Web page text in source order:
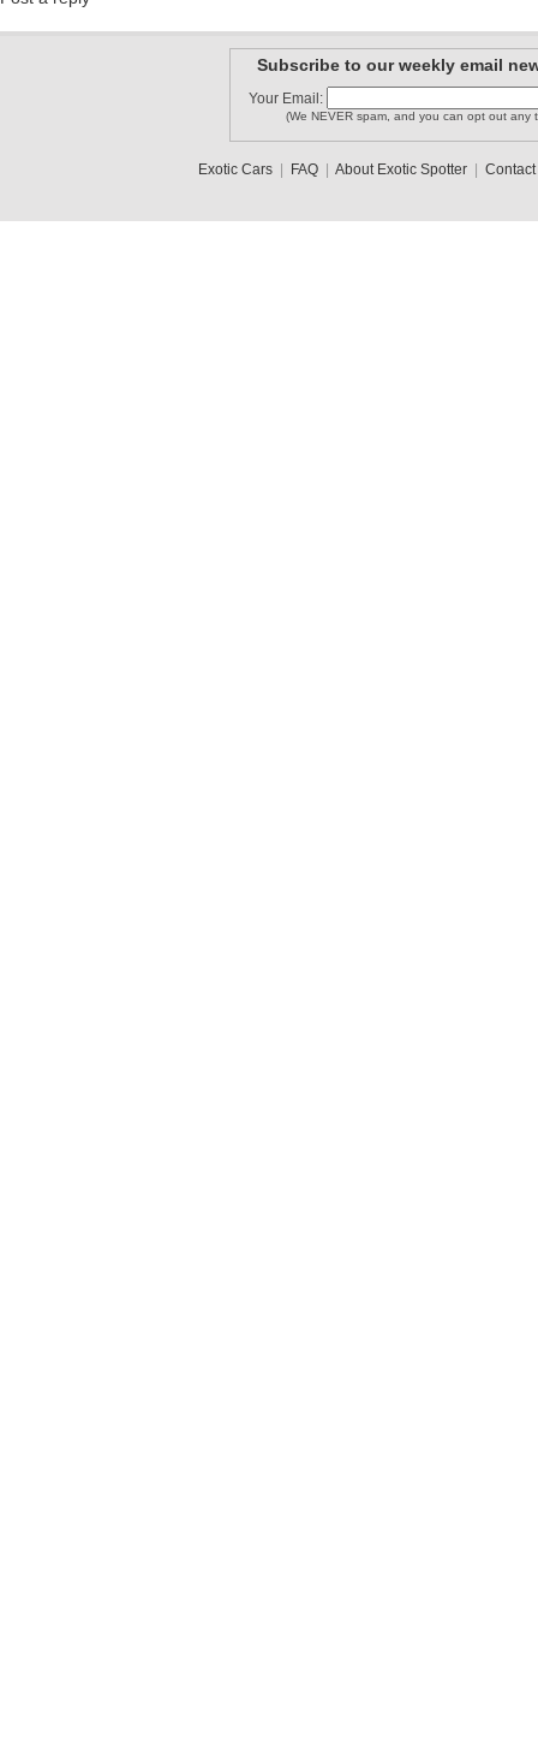
Subscribe to our weekly email
Your Email:
(We NEVER spam, and you can opt out any
Exotic Cars| FAQ| About Exotic Spotter| Contact